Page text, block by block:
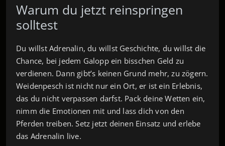
Warum du jetzt reinspringen
solltest
Du willst Adrenalin, du willst Geschichte, du willst die
Chance, bei jedem Galopp ein bisschen Geld zu
verdienen. Dann gibt’s keinen Grund mehr, zu zögern.
Weidenpesch ist nicht nur ein Ort, er ist ein Erlebnis,
das du nicht verpassen darfst. Pack deine Wetten ein,
nimm die Emotionen mit und lass dich von den
Pferden treiben. Setz jetzt deinen Einsatz und erlebe
das Adrenalin live.